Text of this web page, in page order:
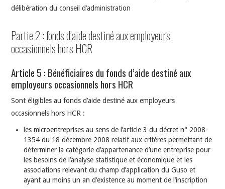
délibération du conseil d’administration
Partie 2 : fonds d’aide destiné aux employeurs
occasionnels hors HCR
Article 5 : Bénéficiaires du fonds d’aide destiné aux
employeurs occasionnels hors HCR
Sont éligibles au fonds d’aide destiné aux employeurs
occasionnels hors HCR :
les microentreprises au sens de l’article 3 du décret n° 2008-
1354 du 18 décembre 2008 relatif aux critères permettant de
déterminer la catégorie d’appartenance d’une entreprise pour
les besoins de l’analyse statistique et économique et les
associations relevant du champ d’application du Guso et
ayant au moins un an d’existence au moment de l’inscription